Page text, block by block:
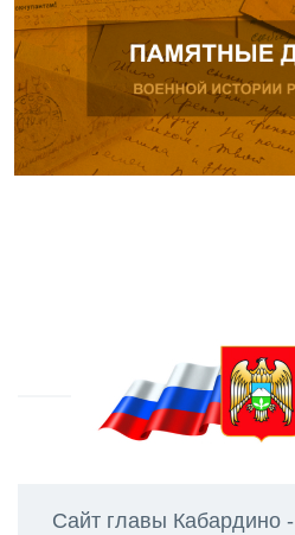
Сайт главы Кабардино -